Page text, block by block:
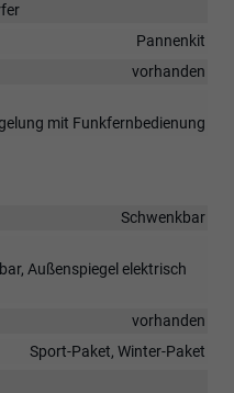
Pannenkit
vorhanden
mit Funkfernbedienung
Schwenkbar
Außenspiegel elektrisch
vorhanden
Sport-Paket, Winter-Paket